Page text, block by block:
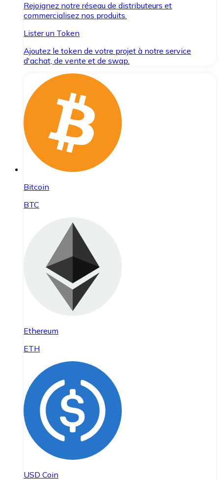
Rejoignez notre réseau de distributeurs et
commercialisez nos produits.
Lister un Token
Ajoutez le token de votre projet à notre service
d'achat, de vente et de swap.
Bitcoin
BTC
Ethereum
ETH
USD Coin